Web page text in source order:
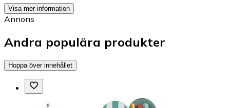
Visa mer information
Annons
Andra populära produkter
Hoppa över innehållet